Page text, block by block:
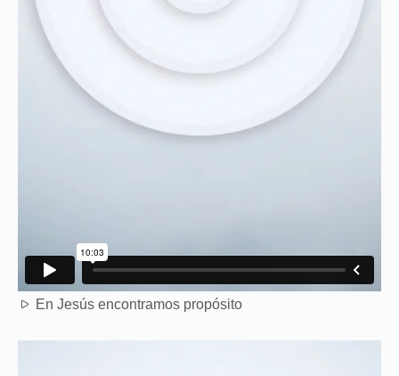
En Jesús encontramos propósito